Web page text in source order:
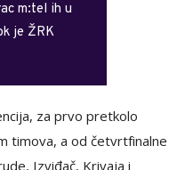
m:tel ih u
je ŽRK
za prvo pretkolo
timova, a od četvrtfinalne
Izviđač, Krivaja i